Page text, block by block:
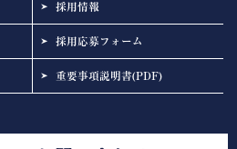
採用情報
採用応募フォーム
重要事項説明書(PDF)